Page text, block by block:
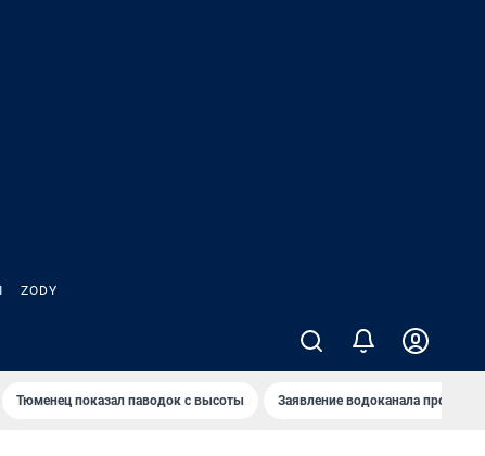
ZODY
Тюменец показал паводок с высоты Заявление водоканала про